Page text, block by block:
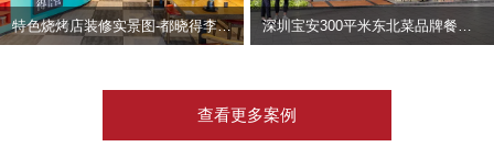
特色烧烤店装修实景图-都晓得李不管
查看更多案例